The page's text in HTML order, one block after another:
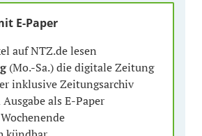
E-Paper
auf NTZ.de lesen
(Mo.-Sa.) die digitale Zeitung
inklusive Zeitungsarchiv
als E-Paper